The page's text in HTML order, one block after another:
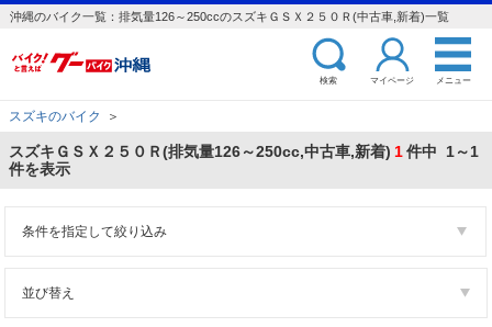
沖縄のバイク一覧：排気量126～250ccのスズキＧＳＸ２５０Ｒ(中古車,新着)一覧
検索 マイページ メニュー
スズキのバイク ＞
スズキＧＳＸ２５０Ｒ(排気量126～250cc,中古車,新着) 1件中 1～1
件を表示
条件を指定して絞り込み
並び替え